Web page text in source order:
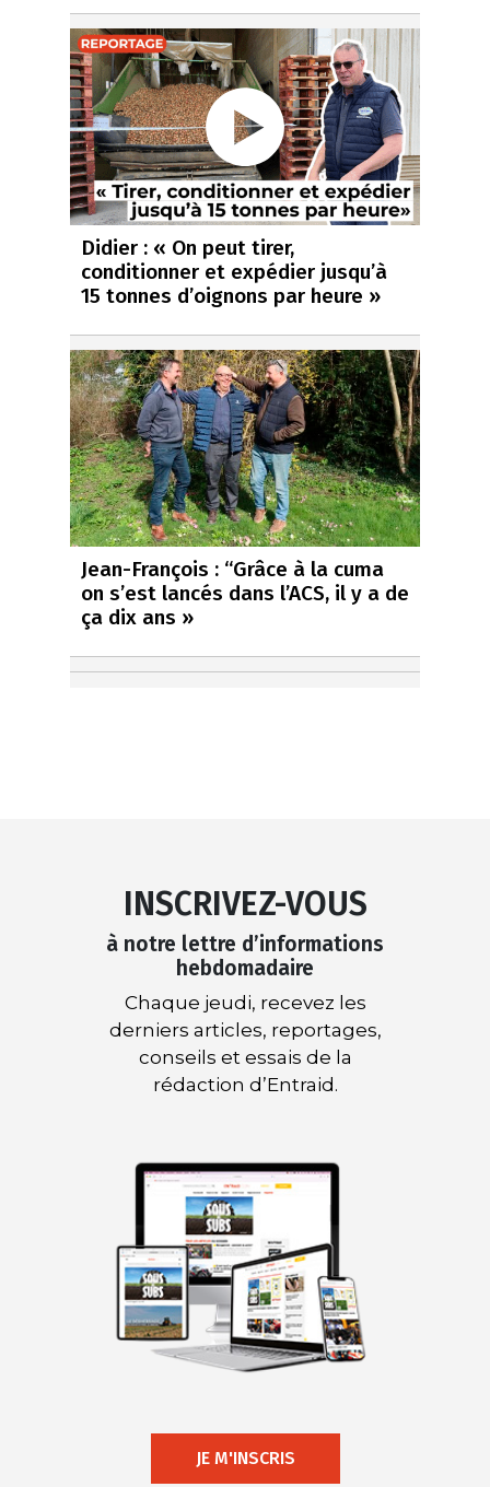
Didier : « On peut tirer,
conditionner et expédier jusqu’à
15 tonnes d’oignons par heure »
Jean-François : “Grâce à la cuma
on s’est lancés dans l’ACS, il y a de
ça dix ans »
INSCRIVEZ-VOUS
à notre lettre d’informations
hebdomadaire
Chaque jeudi, recevez les
derniers articles, reportages,
conseils et essais de la
rédaction d’Entraid.
JE M'INSCRIS